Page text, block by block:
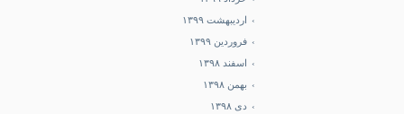
اردیبهشت ۱۳۹۹
فروردین ۱۳۹۹
اسفند ۱۳۹۸
بهمن ۱۳۹۸
دی ۱۳۹۸